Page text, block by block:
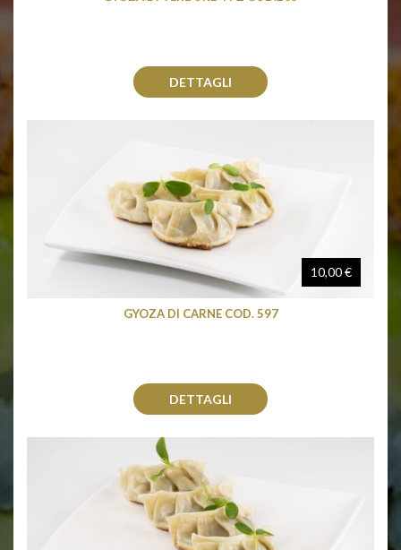
DETTAGLI
10,00 €
GYOZA DI CARNE COD. 597
DETTAGLI